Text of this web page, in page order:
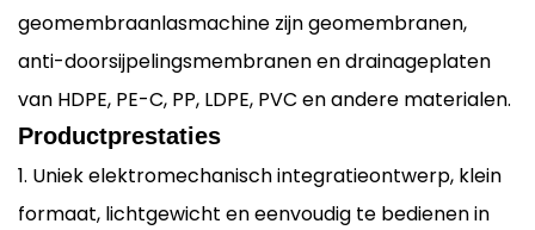
geomembraanlasmachine zijn geomembranen,
anti-doorsijpelingsmembranen en drainageplaten
van HDPE, PE-C, PP, LDPE, PVC en andere materialen.
Productprestaties
1. Uniek elektromechanisch integratieontwerp, klein
formaat, lichtgewicht en eenvoudig te bedienen in